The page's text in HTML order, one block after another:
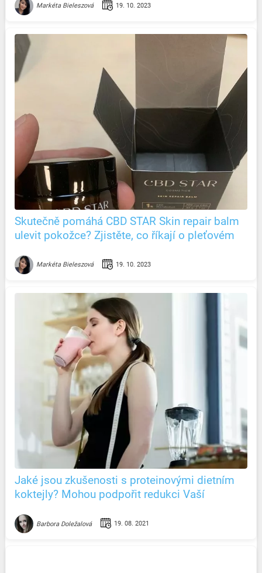
Markéta Bieleszová 19. 10. 2023
Skutečně pomáhá CBD STAR Skin repair balm
ulevit pokožce? Zjistěte, co říkají o pleťovém
Markéta Bieleszová 19. 10. 2023
Jaké jsou zkušenosti s proteinovými dietním
koktejly? Mohou podpořit redukci Vaší
Barbora Doležalová 19. 08. 2021